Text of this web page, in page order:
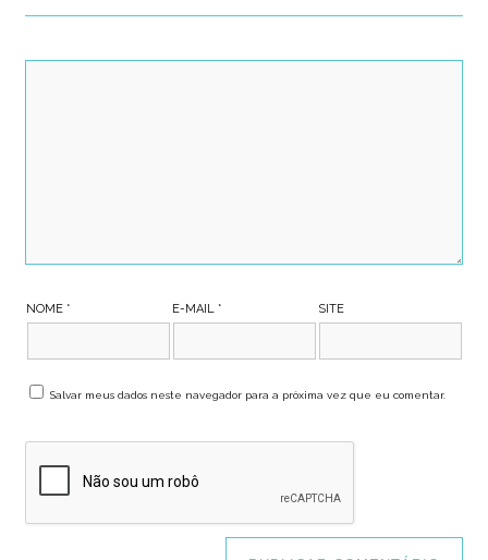
NOME * E-MAIL* SITE
Salvar meus dados neste navegador para a próxima vez que eu comentar.